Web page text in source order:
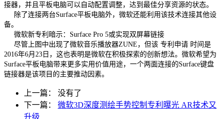
接器，并且平板电脑可以自动配置调整，达到最佳分享资源的状态。
除了连接两台Surface平板电脑外，微软还能利用该技术连接其他设
备。
微软新专利暗示：Surface Pro 5或实现双屏幕链接
尽管上图中出现了微软音乐播放器ZUNE，但该 专利申请 时间是
2016年6月23日，这也表明是微软在积极探索的创新想法。微软希望为
Surface平板电脑带来更多实用价值用途，一个两面连接的Surface键盘
链接器是该项目的主要推动因素。
上一篇： 没有了
下一篇： 微软3D深度测绘手势控制专利曝光 AR技术又
升级